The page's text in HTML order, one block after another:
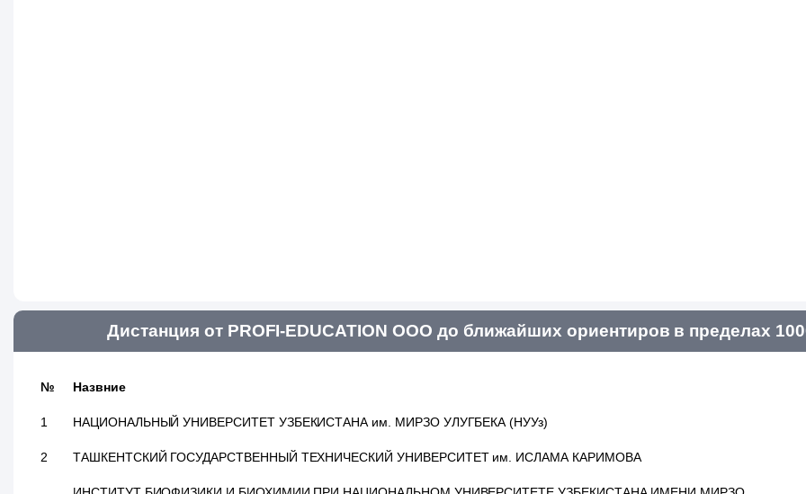
Дистанция от PROFI-EDUCATION ООО до ближайших ориентиров в пределах
№ Назвние
1 НАЦИОНАЛЬНЫЙ УНИВЕРСИТЕТ УЗБЕКИСТАНА им. МИРЗО УЛУГБЕКА (НУУз)
2 ТАШКЕНТСКИЙ ГОСУДАРСТВЕННЫЙ ТЕХНИЧЕСКИЙ УНИВЕРСИТЕТ им. ИСЛАМА КАРИМОВА